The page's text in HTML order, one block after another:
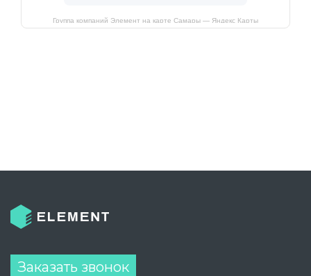
Группа компаний Элемент на карте Самары — Яндекс Карты
Заказать звонок